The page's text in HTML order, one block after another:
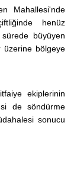
Mahallesi'nde
henüz
sürede büyüyen
üzerine bölgeye
ekiplerinin
de söndürme
sonucu